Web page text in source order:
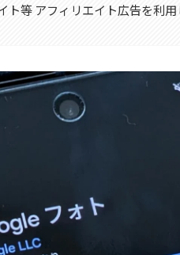
等 アフィリエイト広告を利